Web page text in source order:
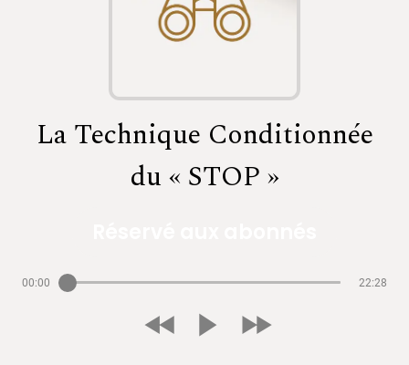
La Technique Conditionnée
du « STOP »
00:00 22:28